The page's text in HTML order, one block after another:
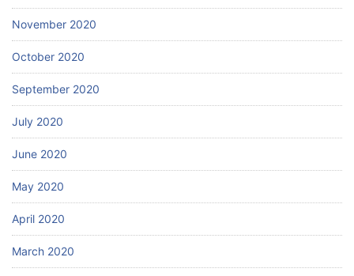
November 2020
October 2020
September 2020
July 2020
June 2020
May 2020
April 2020
March 2020